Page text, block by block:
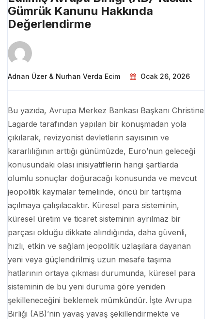
Gümrük Kanunu Hakkında
Değerlendirme
Adnan Üzer & Nurhan Verda Ecim Ocak 26, 2026
Bu yazıda, Avrupa Merkez Bankası Başkanı Christine
Lagarde tarafından yapılan bir konuşmadan yola
çıkılarak, revizyonist devletlerin sayısının ve
kararlılığının arttığı günümüzde, Euro’nun geleceği
konusundaki olası inisiyatiflerin hangi şartlarda
olumlu sonuçlar doğuracağı konusunda ve mevcut
jeopolitik kaymalar temelinde, öncü bir tartışma
açılmaya çalışılacaktır. Küresel para sisteminin,
küresel üretim ve ticaret sisteminin ayrılmaz bir
parçası olduğu dikkate alındığında, daha güvenli,
hızlı, etkin ve sağlam jeopolitik uzlaşılara dayanan
yeni veya güçlendirilmiş uzun mesafe taşıma
hatlarının ortaya çıkması durumunda, küresel para
sisteminin de bu yeni duruma göre yeniden
şekilleneceğini beklemek mümkündür. İşte Avrupa
Birliği (AB)’nin yavaş yavaş şekillendirmekte ve